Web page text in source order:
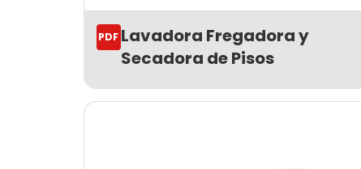
PDF Lavadora Fregadora y
Secadora de Pisos